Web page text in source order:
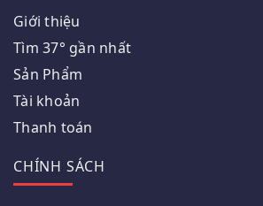
Giới thiệu
Tìm 37° gần nhất
Sản Phẩm
Tài khoản
Thanh toán
CHÍNH SÁCH